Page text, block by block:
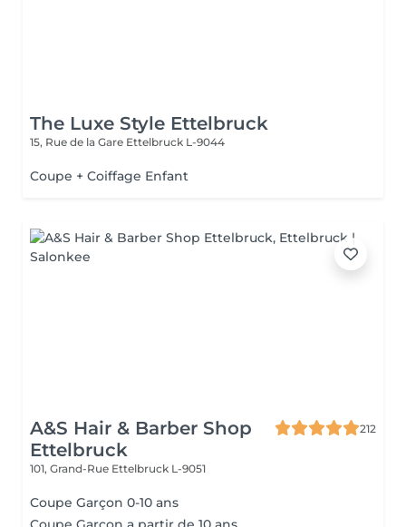
The Luxe Style Ettelbruck
15, Rue de la Gare Ettelbruck L-9044
Coupe + Coiffage Enfant
A&S Hair & Barber Shop
Ettelbruck
212
101, Grand-Rue Ettelbruck L-9051
Coupe Garçon 0-10 ans